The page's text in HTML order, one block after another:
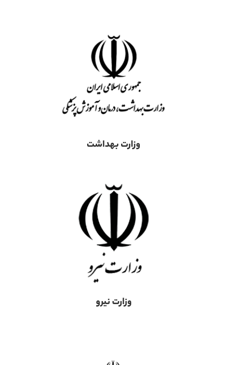
وزارت بهداشت
وزارت نیرو